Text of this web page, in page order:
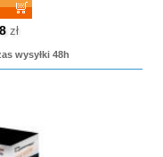
zł
wysyłki 48h